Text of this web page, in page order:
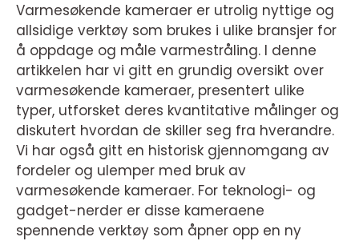
Varmesøkende kameraer er utrolig nyttige og
allsidige verktøy som brukes i ulike bransjer for
å oppdage og måle varmestråling. I denne
artikkelen har vi gitt en grundig oversikt over
varmesøkende kameraer, presentert ulike
typer, utforsket deres kvantitative målinger og
diskutert hvordan de skiller seg fra hverandre.
Vi har også gitt en historisk gjennomgang av
fordeler og ulemper med bruk av
varmesøkende kameraer. For teknologi- og
gadget-nerder er disse kameraene
spennende verktøy som åpner opp en ny